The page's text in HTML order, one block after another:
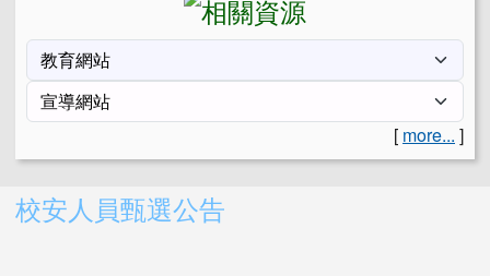
[ more... ]
右邊區域內容
校安人員甄選公告